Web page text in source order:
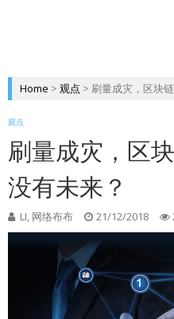
Home > 观点 > 刷量成灾，区块
观点
刷量成灾，区
没有未来？
LI, 网络布布 21/12/2018